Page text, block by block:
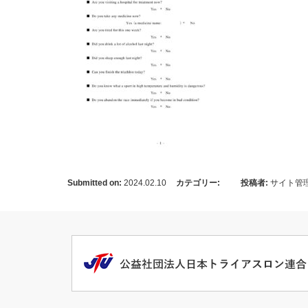
Submitted on: 2024.02.10 カテゴリー: 投稿者: サイト管